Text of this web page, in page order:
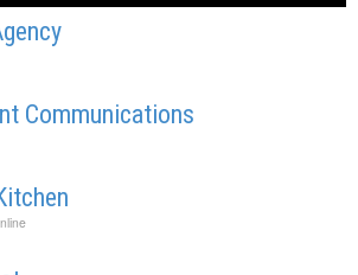
Communications